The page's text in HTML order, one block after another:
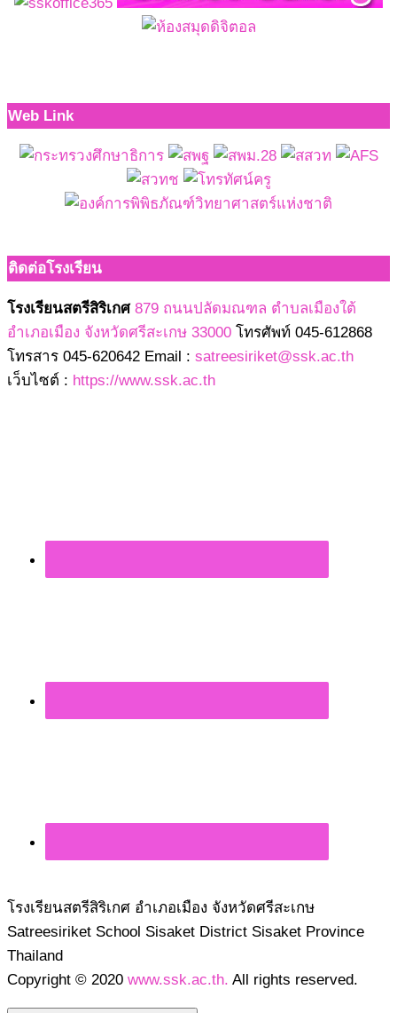
Web Link
ติดต่อโรงเรียน
โรงเรียนสตรีสิริเกศ 879 ถนนปลัดมณฑล ตำบลเมืองใต้
อำเภอเมือง จังหวัดศรีสะเกษ 33000 โทรศัพท์ 045-612868
โทรสาร 045-620642 Email : satreesiriket@ssk.ac.th
เว็บไซต์ : https://www.ssk.ac.th
โรงเรียนสตรีสิริเกศ อำเภอเมือง จังหวัดศรีสะเกษ
Satreesiriket School Sisaket District Sisaket Province
Thailand
Copyright © 2020 www.ssk.ac.th. All rights reserved.